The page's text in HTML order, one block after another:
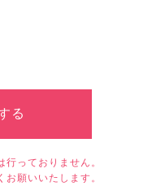
る
っておりません。
お願いいたします。